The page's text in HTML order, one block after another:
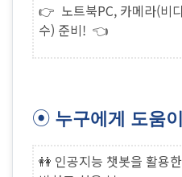
👉 노트북PC, 카메라(비
수) 준비! 👈
⦿ 누구에게 도움
👭 인공지능 챗봇을 활용